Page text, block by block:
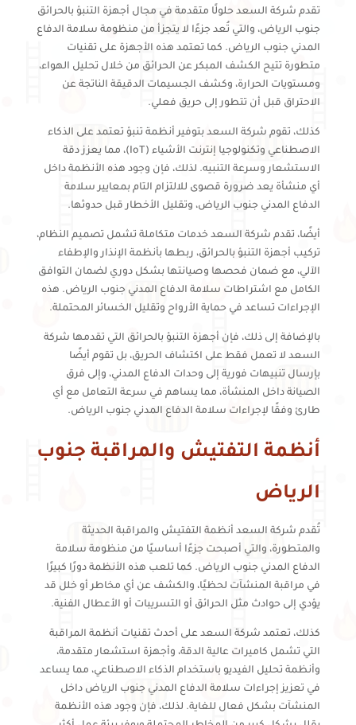
تقدم شركة السعد حلولًا متقدمة في مجال أجهزة التنبؤ بالحرائق
جنوب الرياض، والتي تُعد جزءًا لا يتجزأ من منظومة سلامة الدفاع
المدني جنوب الرياض. كما تعتمد هذه الأجهزة على تقنيات
متطورة تتيح الكشف المبكر عن الحرائق من خلال تحليل الهواء،
ومستويات الحرارة، وكشف الجسيمات الدقيقة الناتجة عن
الاحتراق قبل أن تتطور إلى حريق فعلي.
كذلك، تقوم شركة السعد بتوفير أنظمة تنبؤ تعتمد على الذكاء
الاصطناعي وتكنولوجيا إنترنت الأشياء (IoT)، مما يعزز دقة
الاستشعار وسرعة التنبيه. لذلك، فإن وجود هذه الأنظمة داخل
أي منشأة يعد ضرورة قصوى للالتزام التام بمعايير سلامة
الدفاع المدني جنوب الرياض، وتقليل الأخطار قبل حدوثها.
أيضًا، تقدم شركة السعد خدمات متكاملة تشمل تصميم النظام،
تركيب أجهزة التنبؤ بالحرائق، ربطها بأنظمة الإنذار والإطفاء
الآلي، مع ضمان فحصها وصيانتها بشكل دوري لضمان التوافق
الكامل مع اشتراطات سلامة الدفاع المدني جنوب الرياض. هذه
الإجراءات تساعد في حماية الأرواح وتقليل الخسائر المحتملة.
بالإضافة إلى ذلك، فإن أجهزة التنبؤ بالحرائق التي تقدمها شركة
السعد لا تعمل فقط على اكتشاف الحريق، بل تقوم أيضًا
بإرسال تنبيهات فورية إلى وحدات الدفاع المدني، وإلى فرق
الصيانة داخل المنشأة، مما يساهم في سرعة التعامل مع أي
طارئ وفقًا لإجراءات سلامة الدفاع المدني جنوب الرياض.
أنظمة التفتيش والمراقبة جنوب
الرياض
تُقدم شركة السعد أنظمة التفتيش والمراقبة الحديثة
والمتطورة، والتي أصبحت جزءًا أساسيًا من منظومة سلامة
الدفاع المدني جنوب الرياض. كما تلعب هذه الأنظمة دورًا كبيرًا
في مراقبة المنشآت لحظيًا، والكشف عن أي مخاطر أو خلل قد
يؤدي إلى حوادث مثل الحرائق أو التسريبات أو الأعطال الفنية.
كذلك، تعتمد شركة السعد على أحدث تقنيات أنظمة المراقبة
التي تشمل كاميرات عالية الدقة، وأجهزة استشعار متقدمة،
وأنظمة تحليل الفيديو باستخدام الذكاء الاصطناعي، مما يساعد
في تعزيز إجراءات سلامة الدفاع المدني جنوب الرياض داخل
المنشآت بشكل فعال للغاية. لذلك، فإن وجود هذه الأنظمة